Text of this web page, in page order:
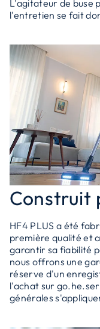
L'agitateur de buse
l'entretien se fait
Construit
HF4 PLUS a été
première qualité et
garantir sa fiabilité
nous offrons une
réserve d'un
l'achat sur
générales